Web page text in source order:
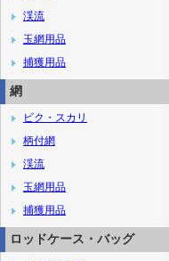
渓流
玉網用品
捕獲用品
網
ビク・スカリ
柄付網
渓流
玉網用品
捕獲用品
ロッドケース・バッグ